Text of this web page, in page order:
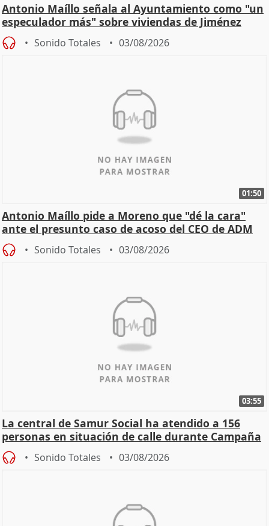
Antonio Maíllo señala al Ayuntamiento como "un
especulador más" sobre viviendas de Jiménez
Becerril
Sonido Totales 03/08/2026
01:50
Antonio Maíllo pide a Moreno que "dé la cara"
ante el presunto caso de acoso del CEO de ADM
Sonido Totales 03/08/2026
03:55
La central de Samur Social ha atendido a 156
personas en situación de calle durante Campaña
de Calor
Sonido Totales 03/08/2026